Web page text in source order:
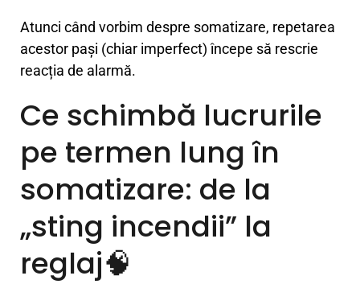
Atunci când vorbim despre somatizare, repetarea
acestor pași (chiar imperfect) începe să rescrie
reacția de alarmă.
Ce schimbă lucrurile
pe termen lung în
somatizare: de la
„sting incendii” la
reglaj🧠